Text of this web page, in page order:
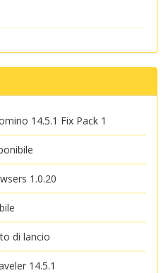
14.5.1 Fix Pack 1
1.0.20
di lancio
14.5.1